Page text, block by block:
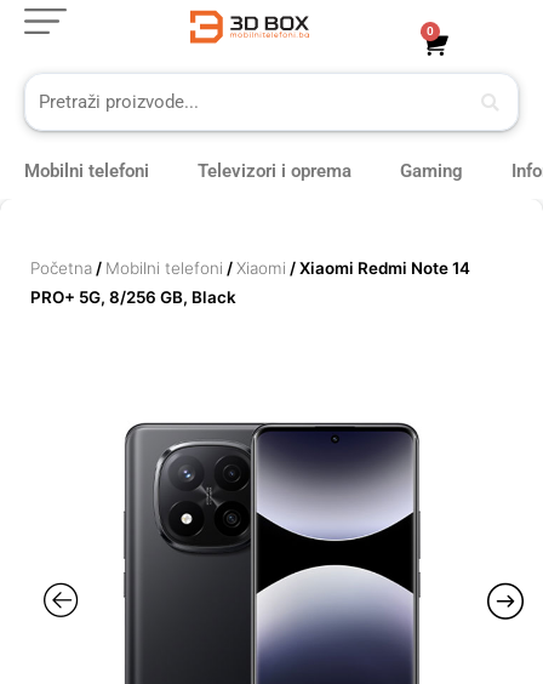
Skip
content
0
Cart
Mobilni telefoni Televizori i oprema Gaming
Početna / Mobilni telefoni /Xiaomi / Xiaomi Redmi Note 14
PRO+ 5G, 8/256 GB, Black